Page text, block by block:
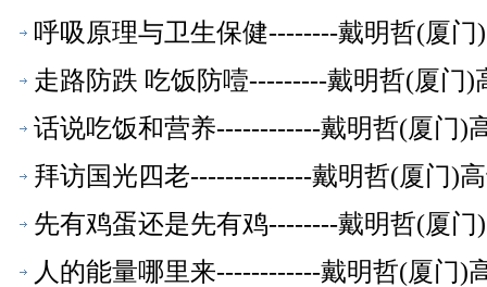
呼吸原理与卫生保健--------戴明哲(厦
走路防跌 吃饭防噎---------戴明哲(厦门
话说吃饭和营养------------戴明哲(厦门)
拜访国光四老--------------戴明哲(厦门)
先有鸡蛋还是先有鸡--------戴明哲(厦
人的能量哪里来------------戴明哲(厦门)